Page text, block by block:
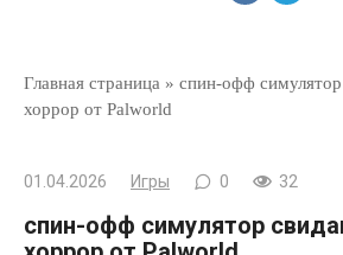
Главная страница » спин-офф симулятор
хоррор от Palworld
01.04.2026 Игры 0 32
спин-офф симулятор